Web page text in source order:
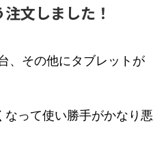
文しました！
、その他にタブレットが
なって使い勝手がかなり悪